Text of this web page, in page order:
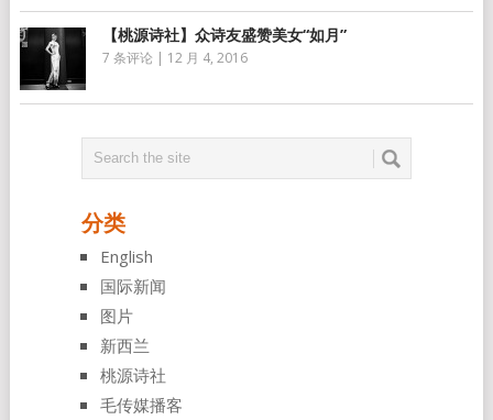
【桃源诗社】众诗友盛赞美女“如月”
7 条评论 | 12 月 4, 2016
分类
English
国际新闻
图片
新西兰
桃源诗社
毛传媒播客